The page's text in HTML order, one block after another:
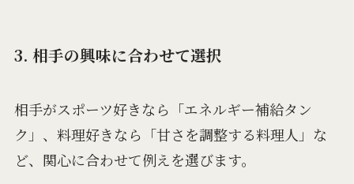
3. 相手の興味に合わせて選択
相手がスポーツ好きなら「エネルギー補給タン
ク」、料理好きなら「甘さを調整する料理人」な
ど、関心に合わせて例えを選びます。